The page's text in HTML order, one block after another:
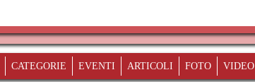
CATEGORIE EVENTI ARTICOLI FOTO VIDEO